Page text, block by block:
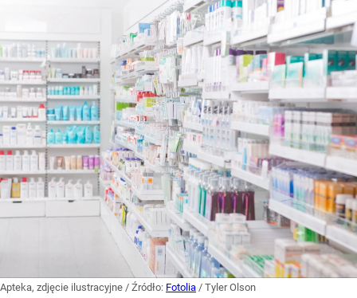
Apteka, zdjęcie ilustracyjne / Źródło: Fotolia / Tyler Olson